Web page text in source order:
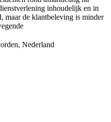
inhoudelijk en in
maar de klantbeleving is minder
Nederland